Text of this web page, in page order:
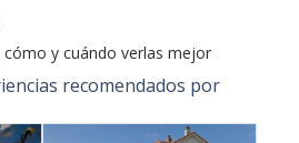
y cuándo verlas mejor
recomendados por